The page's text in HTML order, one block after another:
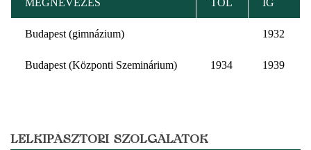
Budapest (gimnázium) 1932
Budapest (Központi Szeminárium) 1934 1939
LELKIPÁSZTORI SZOLGÁLATOK